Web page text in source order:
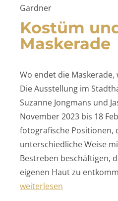
Gardner
Kostüm
Maskerade
Wo endet die Maskerade,
Die Ausstellung im
Suzanne Jongmans und
November 2023 bis 18
fotografische Positionen,
unterschiedliche Weise
Bestreben beschäftigen,
eigenen Haut zu
„Kostüm und Maskerade“
weiterlesen